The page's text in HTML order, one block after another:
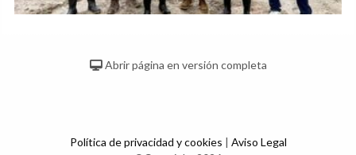
Abrir página en versión completa
Política de privacidad y cookies | Aviso Legal